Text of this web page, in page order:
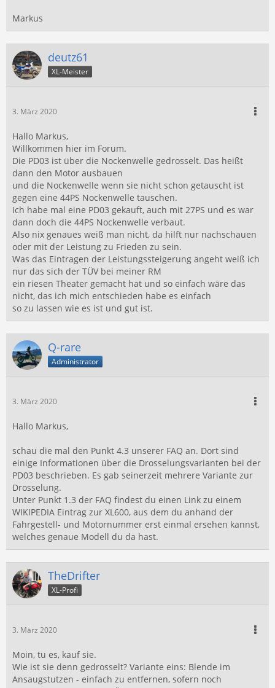
Markus
deutz61
XL-Meister
3. März 2020
Hallo Markus,
Willkommen hier im Forum.
Die PD03 ist über die Nockenwelle gedrosselt. Das heißt
dann den Motor ausbauen
und die Nockenwelle wenn sie nicht schon getauscht ist
gegen eine 44PS Nockenwelle tauschen.
Ich habe mal eine PD03 gekauft, auch mit 27PS und es war
dann doch die 44PS Nockenwelle verbaut.
Also nix genaues weiß man nicht, da hilft nur nachschauen
oder mit der Leistung zu Frieden zu sein.
Was das Eintragen der Leistungssteigerung angeht weiß ich
nur das sich der TÜV bei meiner RM
ein riesen Theater gemacht hat und so einfach wäre das
nicht, das ich mich entschieden habe es einfach
so zu lassen wie es ist und gut ist.
Q-rare
Administrator
3. März 2020
Hallo Markus,
schau die mal den Punkt 4.3 unserer FAQ an. Dort sind
einige Informationen über die Drosselungsvarianten bei der
PD03 beschrieben. Es gab seinerzeit mehrere Variante zur
Drosselung.
Unter Punkt 1.3 der FAQ findest du einen Link zu einem
WIKIPEDIA Eintrag zur XL600, aus dem du anhand der
Fahrgestell- und Motornummer erst einmal ersehen kannst,
welches genaue Modell du da hast.
TheDrifter
XL-Profi
3. März 2020
Moin, tu es, kauf sie.
Wie ist sie denn gedrosselt? Variante eins: Blende im
Ansaugstutzen - einfach zu entfernen, sofern noch